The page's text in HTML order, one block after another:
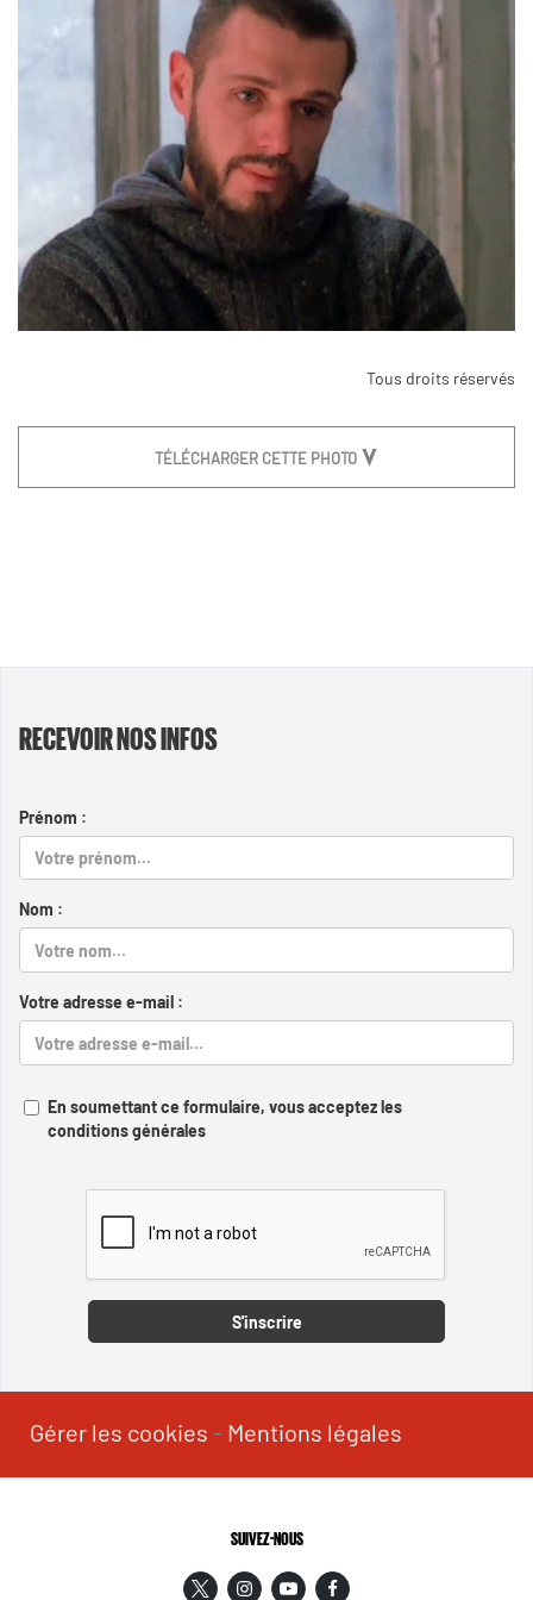
Tous droits réservés
TÉLÉCHARGER CETTE PHOTO
RECEVOIR NOS INFOS
Prénom :
Nom :
Votre adresse e-mail :
En soumettant ce formulaire, vous acceptez les
conditions générales
S'inscrire
Gérer les cookies - Mentions légales
SUIVEZ-NOUS